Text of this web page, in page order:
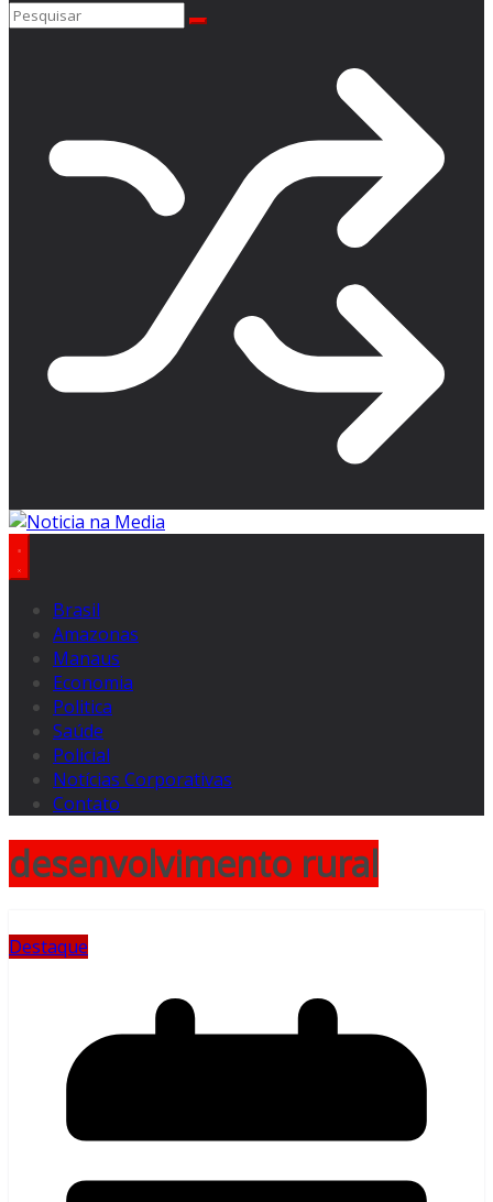
Brasil
Amazonas
Manaus
Economia
Politica
Saúde
Policial
Notícias Corporativas
Contato
desenvolvimento rural
Destaque